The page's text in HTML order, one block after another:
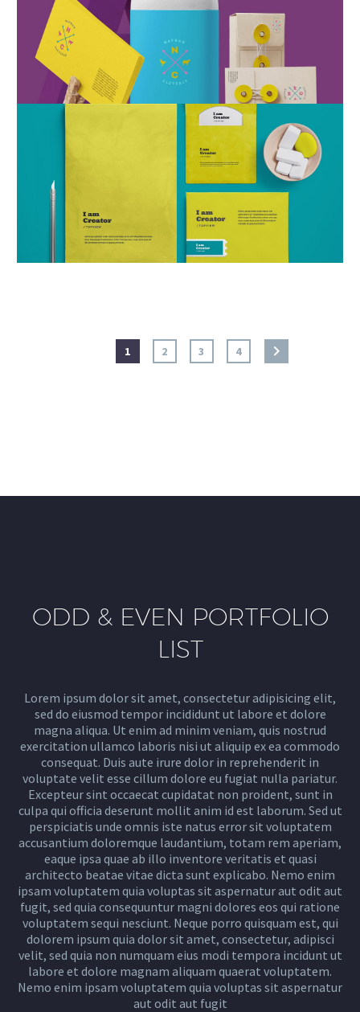
1 2 3 4
ODD & EVEN PORTFOLIO
LIST
Lorem ipsum dolor sit amet, consectetur adipisicing elit,
sed do eiusmod tempor incididunt ut labore et dolore
magna aliqua. Ut enim ad minim veniam, quis nostrud
exercitation ullamco laboris nisi ut aliquip ex ea commodo
consequat. Duis aute irure dolor in reprehenderit in
voluptate velit esse cillum dolore eu fugiat nulla pariatur.
Excepteur sint occaecat cupidatat non proident, sunt in
culpa qui officia deserunt mollit anim id est laborum. Sed ut
perspiciatis unde omnis iste natus error sit voluptatem
accusantium doloremque laudantium, totam rem aperiam,
eaque ipsa quae ab illo inventore veritatis et quasi
architecto beatae vitae dicta sunt explicabo. Nemo enim
ipsam voluptatem quia voluptas sit aspernatur aut odit aut
fugit, sed quia consequuntur magni dolores eos qui ratione
voluptatem sequi nesciunt. Neque porro quisquam est, qui
dolorem ipsum quia dolor sit amet, consectetur, adipisci
velit, sed quia non numquam eius modi tempora incidunt ut
labore et dolore magnam aliquam quaerat voluptatem.
Nemo enim ipsam voluptatem quia voluptas sit aspernatur
aut odit aut fugit